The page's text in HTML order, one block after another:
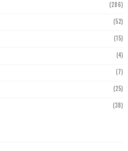
(286)
(52)
(15)
(4)
(7)
(25)
(38)